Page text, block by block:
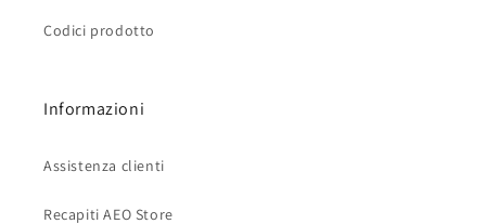
Codici prodotto
Informazioni
Assistenza clienti
Recapiti AEO Store